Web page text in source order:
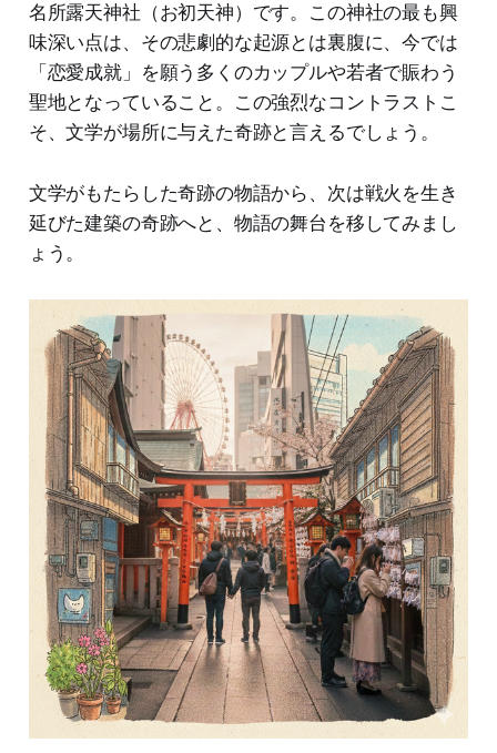
名所露天神社（お初天神）です。この神社の最も興
味深い点は、その悲劇的な起源とは裏腹に、今では
「恋愛成就」を願う多くのカップルや若者で賑わう
聖地となっていること。この強烈なコントラストこ
そ、文学が場所に与えた奇跡と言えるでしょう。
文学がもたらした奇跡の物語から、次は戦火を生き
延びた建築の奇跡へと、物語の舞台を移してみまし
ょう。